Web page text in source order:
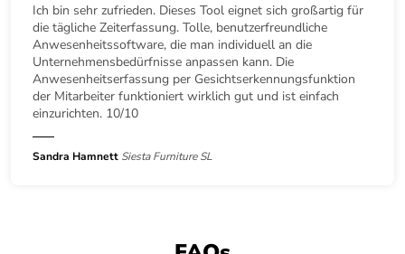
Ich bin sehr zufrieden. Dieses Tool eignet sich großartig für
die tägliche Zeiterfassung. Tolle, benutzerfreundliche
Anwesenheitssoftware, die man individuell an die
Unternehmensbedürfnisse anpassen kann. Die
Anwesenheitserfassung per Gesichtserkennungsfunktion
der Mitarbeiter funktioniert wirklich gut und ist einfach
einzurichten. 10/10
Sandra Hamnett Siesta Furniture SL